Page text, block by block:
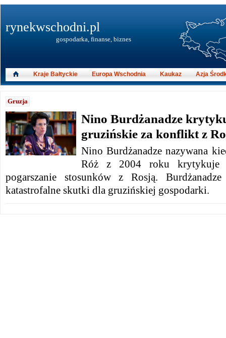
Gruzja
Nino Burdżanadze
gruzińskie za konflikt z
Nino Burdżanadze nazywana
Róż z 2004 roku krytykuje
pogarszanie stosunków z Rosją.
katastrofalne skutki dla gruzińskiej gospodarki.
rynekwschodni.pl
gospodarka, finanse, biznes
Kraje Bałtyckie Europa Wschodnia Kaukaz Azja